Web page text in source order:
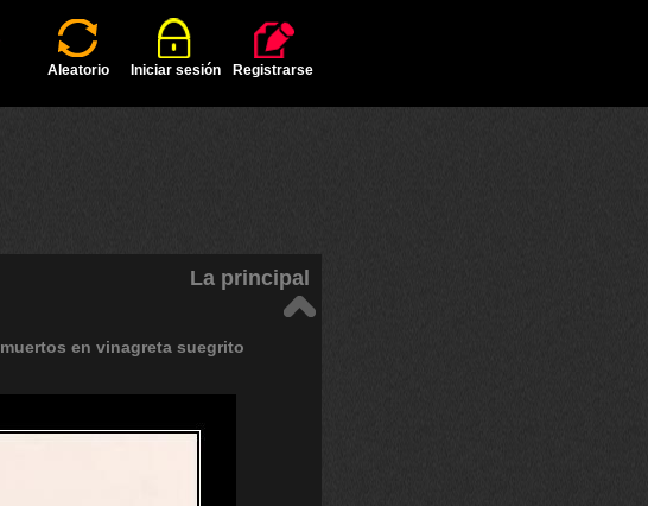
Aleatorio Iniciar sesión Registrarse
La principal
muertos en vinagreta suegrito